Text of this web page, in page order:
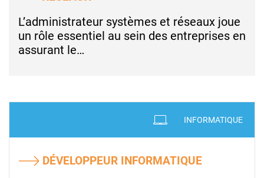
L’administrateur systèmes et réseaux joue
un rôle essentiel au sein des entreprises en
assurant le…
DÉVELOPPEUR INFORMATIQUE
INFORMATIQUE